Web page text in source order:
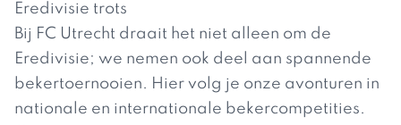
Eredivisie trots
Bij FC Utrecht draait het niet alleen om de
Eredivisie; we nemen ook deel aan spannende
bekertoernooien. Hier volg je onze avonturen in
nationale en internationale bekercompetities.